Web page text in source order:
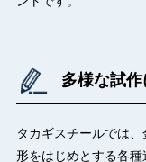
多様な試
タカギスチールでは
形をはじめとする各種